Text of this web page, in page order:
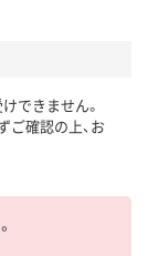
できません。
ご確認の上、お